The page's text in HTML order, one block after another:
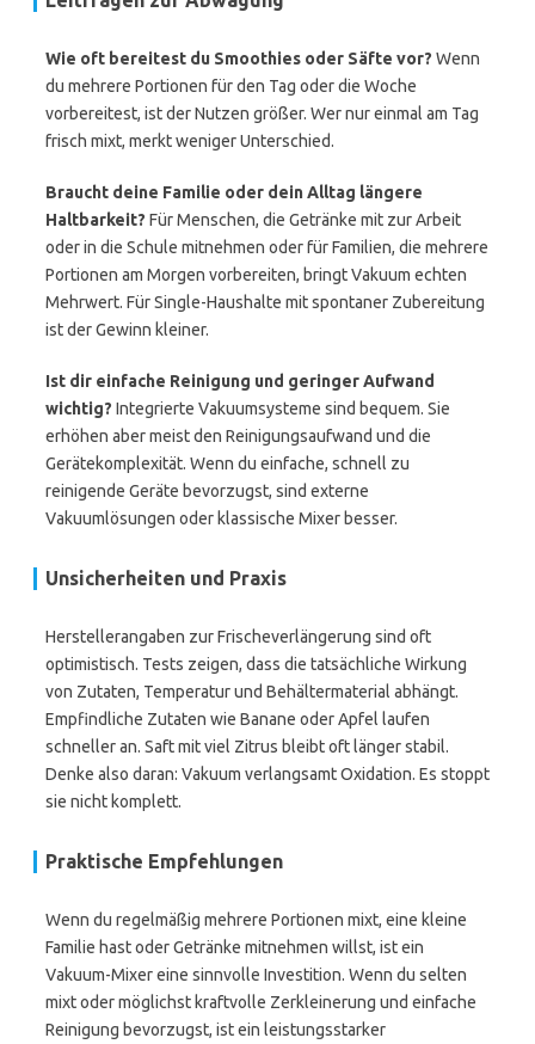
Wie oft bereitest du Smoothies oder Säfte vor? Wenn
du mehrere Portionen für den Tag oder die Woche
vorbereitest, ist der Nutzen größer. Wer nur einmal am Tag
frisch mixt, merkt weniger Unterschied.
Braucht deine Familie oder dein Alltag längere
Haltbarkeit? Für Menschen, die Getränke mit zur Arbeit
oder in die Schule mitnehmen oder für Familien, die mehrere
Portionen am Morgen vorbereiten, bringt Vakuum echten
Mehrwert. Für Single-Haushalte mit spontaner Zubereitung
ist der Gewinn kleiner.
Ist dir einfache Reinigung und geringer Aufwand
wichtig? Integrierte Vakuumsysteme sind bequem. Sie
erhöhen aber meist den Reinigungsaufwand und die
Gerätekomplexität. Wenn du einfache, schnell zu
reinigende Geräte bevorzugst, sind externe
Vakuumlösungen oder klassische Mixer besser.
Unsicherheiten und Praxis
Herstellerangaben zur Frischeverlängerung sind oft
optimistisch. Tests zeigen, dass die tatsächliche Wirkung
von Zutaten, Temperatur und Behältermaterial abhängt.
Empfindliche Zutaten wie Banane oder Apfel laufen
schneller an. Saft mit viel Zitrus bleibt oft länger stabil.
Denke also daran: Vakuum verlangsamt Oxidation. Es stoppt
sie nicht komplett.
Praktische Empfehlungen
Wenn du regelmäßig mehrere Portionen mixt, eine kleine
Familie hast oder Getränke mitnehmen willst, ist ein
Vakuum-Mixer eine sinnvolle Investition. Wenn du selten
mixt oder möglichst kraftvolle Zerkleinerung und einfache
Reinigung bevorzugst, ist ein leistungsstarker